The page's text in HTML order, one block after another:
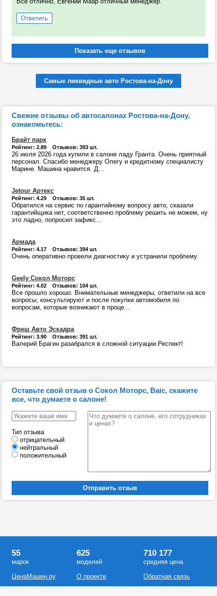
Ответить
Самые ликвидные авто Ростова-на-Дону
Свежие отзывы об автосалонах Ростова-на-Дону,
ознакомьтесь:
Брайт парк
Рейтинг: 2.89 Отзывов: 393 шт.
26 июля 2026 года купили в салоне ладу Гранта. Очень приятный
персонал. Спасибо менеджеру Олегу и кредитному специалисту
Марине. Машина нравится. Д...
Jetour Артекс
Рейтинг: 4.29 Отзывов: 35 шт.
Обратился на сервис по гарантийному вопросу авто, сказали
гарантийщика нет, соответственно проблему решить не можем, ну
это ладно, попросил зафикс...
Армада
Рейтинг: 4.17 Отзывов: 394 шт.
Очень оперативно провели диагностику и устранили проблему.
Geely Сокол Моторс
Рейтинг: 4.02 Отзывов: 104 шт.
Все прошло хорошо. Внимательные менеджеры, ответили на все
вопросы, консультируют и после покупки автомобиля по
вопросам, которые возникают в проце...
Фреш Авто Эскадра
Рейтинг: 3.90 Отзывов: 391 шт.
Валерий Брагин разабрался в сложной ситуации.Респект!
Оставьте свой отзыв о Сокол Моторс, Baic, скажите
все, что думаете о салоне!
Тип отзыва
отрицательный
нейтральный
положительный
55
марок
ЦенаМашин.ру
625
моделей
О проекте
710 177
средняя цена
Обратная связь